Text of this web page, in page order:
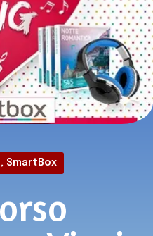
, SmartBox